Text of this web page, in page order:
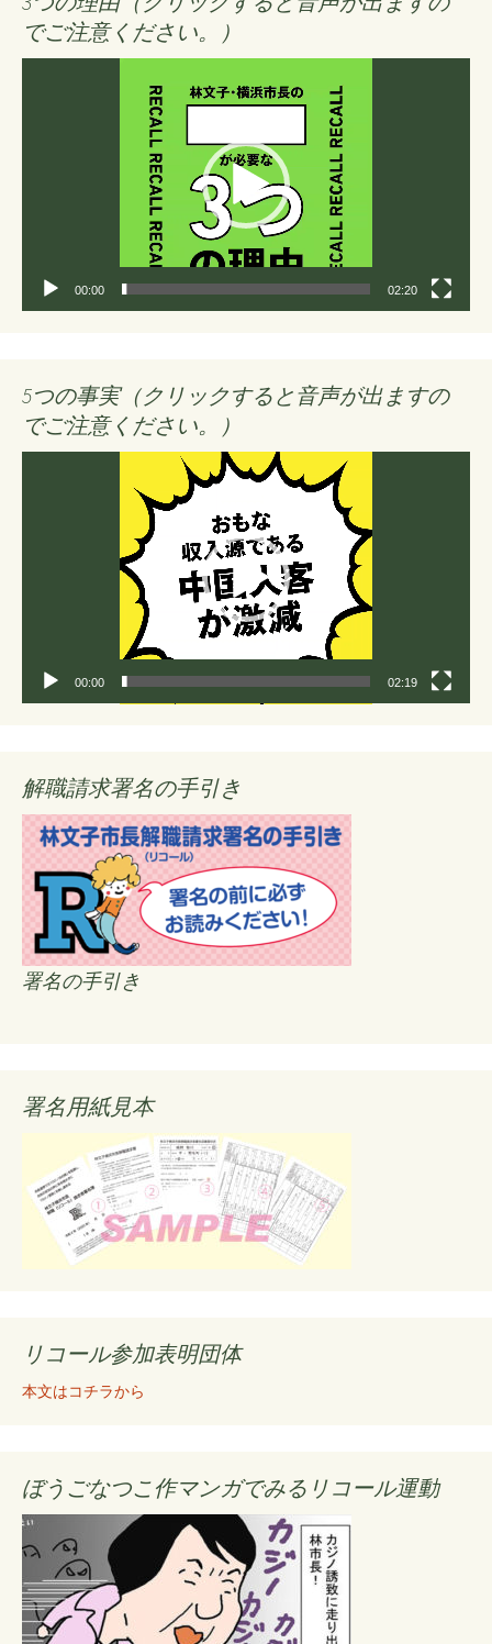
でご注意ください。）
00:00 02:20
5つの事実（クリックすると音声が出ますの
でご注意ください。）
00:00 02:19
解職請求署名の手引き
署名の手引き
署名用紙見本
リコール参加表明団体
本文はコチラから
ぼうごなつこ作マンガでみるリコール運動